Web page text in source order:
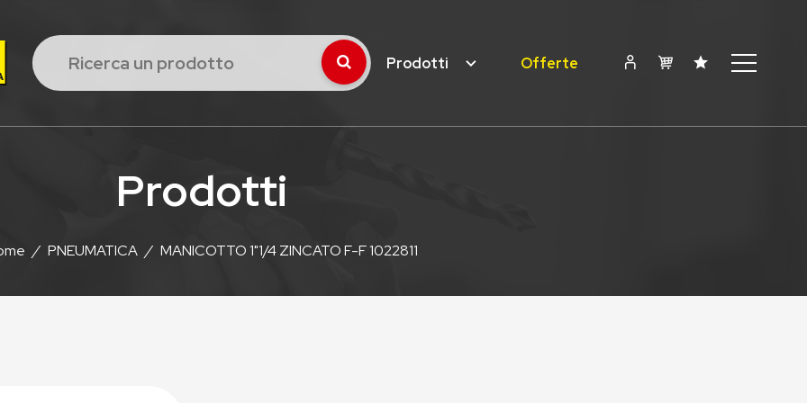
Prodotti Offerte
Prodotti
/ PNEUMATICA / MANICOTTO 1"1/4 ZINCATO F-F 1022811